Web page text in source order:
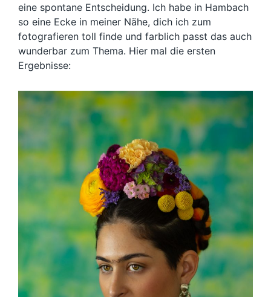
eine spontane Entscheidung. Ich habe in Hambach
so eine Ecke in meiner Nähe, dich ich zum
fotografieren toll finde und farblich passt das auch
wunderbar zum Thema. Hier mal die ersten
Ergebnisse: